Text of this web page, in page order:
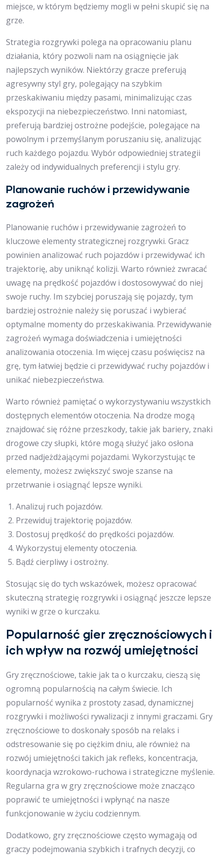
miejsce, w którym będziemy mogli w pełni skupić się na
grze.
Strategia rozgrywki polega na opracowaniu planu
działania, który pozwoli nam na osiągnięcie jak
najlepszych wyników. Niektórzy gracze preferują
agresywny styl gry, polegający na szybkim
przeskakiwaniu między pasami, minimalizując czas
ekspozycji na niebezpieczeństwo. Inni natomiast,
preferują bardziej ostrożne podejście, polegające na
powolnym i przemyślanym poruszaniu się, analizując
ruch każdego pojazdu. Wybór odpowiedniej strategii
zależy od indywidualnych preferencji i stylu gry.
Planowanie ruchów i przewidywanie
zagrożeń
Planowanie ruchów i przewidywanie zagrożeń to
kluczowe elementy strategicznej rozgrywki. Gracz
powinien analizować ruch pojazdów i przewidywać ich
trajektorię, aby uniknąć kolizji. Warto również zwracać
uwagę na prędkość pojazdów i dostosowywać do niej
swoje ruchy. Im szybciej poruszają się pojazdy, tym
bardziej ostrożnie należy się poruszać i wybierać
optymalne momenty do przeskakiwania. Przewidywanie
zagrożeń wymaga doświadczenia i umiejętności
analizowania otoczenia. Im więcej czasu poświęcisz na
grę, tym łatwiej będzie ci przewidywać ruchy pojazdów i
unikać niebezpieczeństwa.
Warto również pamiętać o wykorzystywaniu wszystkich
dostępnych elementów otoczenia. Na drodze mogą
znajdować się różne przeszkody, takie jak bariery, znaki
drogowe czy słupki, które mogą służyć jako osłona
przed nadjeżdżającymi pojazdami. Wykorzystując te
elementy, możesz zwiększyć swoje szanse na
przetrwanie i osiągnąć lepsze wyniki.
Analizuj ruch pojazdów.
Przewiduj trajektorię pojazdów.
Dostosuj prędkość do prędkości pojazdów.
Wykorzystuj elementy otoczenia.
Bądź cierpliwy i ostrożny.
Stosując się do tych wskazówek, możesz opracować
skuteczną strategię rozgrywki i osiągnąć jeszcze lepsze
wyniki w grze o kurczaku.
Popularność gier zręcznościowych i
ich wpływ na rozwój umiejętności
Gry zręcznościowe, takie jak ta o kurczaku, cieszą się
ogromną popularnością na całym świecie. Ich
popularność wynika z prostoty zasad, dynamicznej
rozgrywki i możliwości rywalizacji z innymi graczami. Gry
zręcznościowe to doskonały sposób na relaks i
odstresowanie się po ciężkim dniu, ale również na
rozwój umiejętności takich jak refleks, koncentracja,
koordynacja wzrokowo-ruchowa i strategiczne myślenie.
Regularna gra w gry zręcznościowe może znacząco
poprawić te umiejętności i wpłynąć na nasze
funkcjonowanie w życiu codziennym.
Dodatkowo, gry zręcznościowe często wymagają od
graczy podejmowania szybkich i trafnych decyzji, co